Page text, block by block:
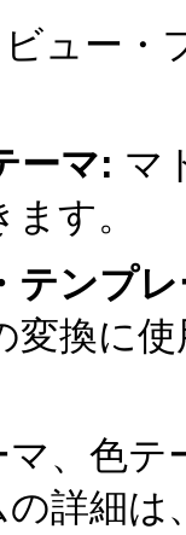
ビュー・
ーマ: マ
す。
テンプ
変換に
、色
詳細は